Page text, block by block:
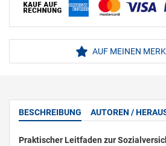
AUF MEINEN
BESCHREIBUNG AUTOREN /
Praktischer Leitfaden zur